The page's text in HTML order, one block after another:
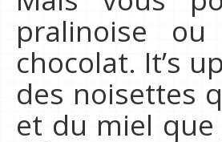
pralinoise
chocolat. It’s
des noisettes
et du miel que